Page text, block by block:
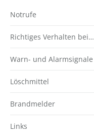
Notrufe
Richtiges Verhalten bei…
Warn- und Alarmsignale
Löschmittel
Brandmelder
Links